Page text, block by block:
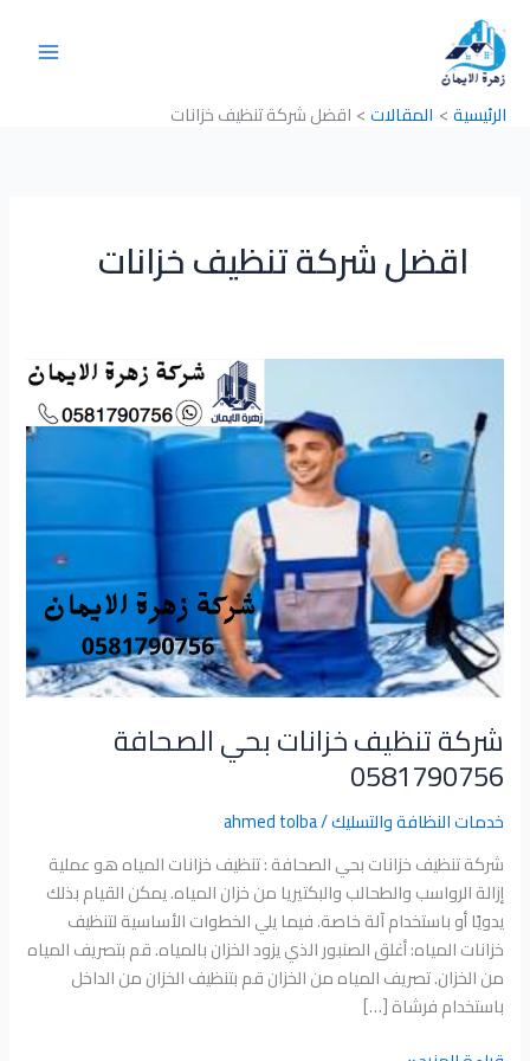
المحتوى
الرئيسية
المقالات اقضل شركة تنظيف خزانات
اقضل شركة تنظيف خزانات
شركة تنظيف خزانات بحي الصحافة
0581790756
خدمات النظافة والتسليك/
ahmed tolba
شركة تنظيف خزانات بحي الصحافة : تنظيف خزانات المياه هو عملية
إزالة الرواسب والطحالب والبكتيريا من خزان المياه. يمكن القيام بذلك
يدويًا أو باستخدام آلة خاصة. فيما يلي الخطوات الأساسية لتنظيف
خزانات المياه: أغلق الصنبور الذي يزود الخزان بالمياه. قم بتصريف المياه
من الخزان. تصريف المياه من الخزان قم بتنظيف الخزان من الداخل
باستخدام فرشاة […]
خزانات
بحي
الصحافة
0581790756